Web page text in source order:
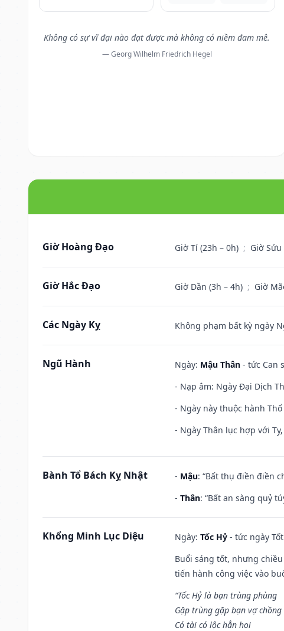
Không có sự vĩ đại nào đạt được mà không có niềm đam mê.
— Georg Wilhelm Friedrich Hegel
Giờ Hoàng Đạo Giờ Tí (23h – 0h) ; Giờ Sửu
Giờ Hắc Đạo Giờ Dần (3h – 4h) ; Giờ
Các Ngày Kỵ Không phạm bất kỳ ngày
Ngũ Hành Ngày: Mậu Thân - tức Can
- Nạp âm: Ngày Đại Dịch
- Ngày này thuộc hành
- Ngày Thân lục hợp với
Bành Tổ Bách Kỵ Nhật - Mậu: “Bất thụ điền điền
- Thân: “Bất an sàng quỷ
Khổng Minh Lục Diệu Ngày: Tốc Hỷ - tức ngày
Buổi sáng tốt, nhưng
tiến hành công việc vào
“Tốc Hỷ là bạn trùng phùng
Gặp trùng gặp bạn vợ
Có tài có lộc hẳn hoi